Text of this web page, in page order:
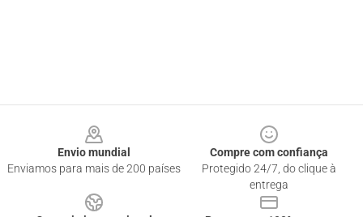
Envio mundial
Enviamos para mais de 200 países
Compre com confiança
Protegido 24/7, do clique à
entrega